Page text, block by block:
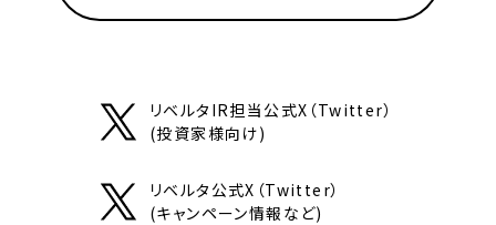
リベルタIR担当公式X（Twitter）
(投資家様向け)
リベルタ公式X（Twitter）
(キャンペーン情報など)